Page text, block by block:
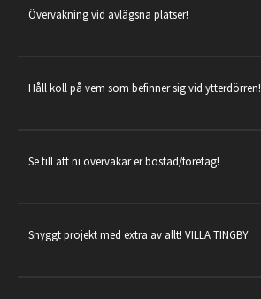
Övervakning vid avlägsna platser!
Håll koll på vem som befinner sig vid ytterdörren!
Se till att ni övervakar er bostad/företag!
Snyggt projekt med extra av allt! VILLA TINGBY